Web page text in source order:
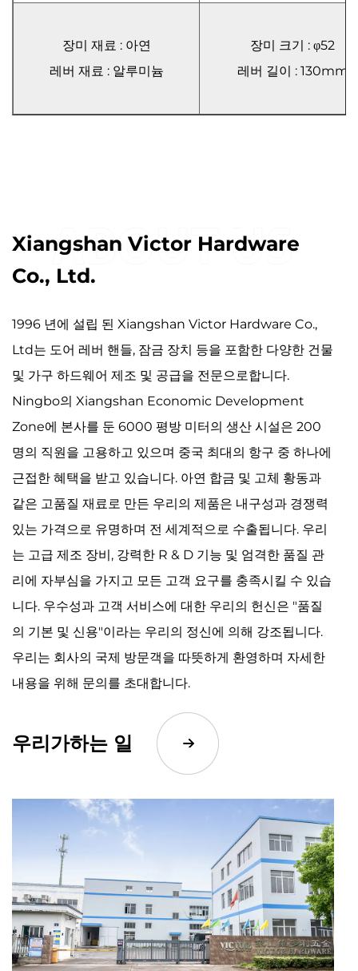
장미 재료 : 아연
레버 재료 : 알루미늄
장미 크기 : φ52
레버 길이 : 130mm
Xiangshan Victor Hardware
Co., Ltd.
1996 년에 설립 된 Xiangshan Victor Hardware Co.,
Ltd는 도어 레버 핸들, 잠금 장치 등을 포함한 다양한 건물
및 가구 하드웨어 제조 및 공급을 전문으로합니다.
Ningbo의 Xiangshan Economic Development
Zone에 본사를 둔 6000 평방 미터의 생산 시설은 200
명의 직원을 고용하고 있으며 중국 최대의 항구 중 하나에
근접한 혜택을 받고 있습니다. 아연 합금 및 고체 황동과
같은 고품질 재료로 만든 우리의 제품은 내구성과 경쟁력
있는 가격으로 유명하며 전 세계적으로 수출됩니다. 우리
는 고급 제조 장비, 강력한 R & D 기능 및 엄격한 품질 관
리에 자부심을 가지고 모든 고객 요구를 충족시킬 수 있습
니다. 우수성과 고객 서비스에 대한 우리의 헌신은 "품질
의 기본 및 신용"이라는 우리의 정신에 의해 강조됩니다.
우리는 회사의 국제 방문객을 따뜻하게 환영하며 자세한
내용을 위해 문의를 초대합니다.
우리가하는 일